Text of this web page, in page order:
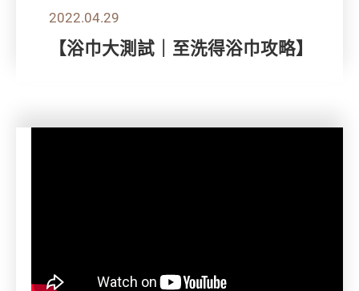
2022.04.29
【浴巾大測試｜至洗得浴巾攻略】